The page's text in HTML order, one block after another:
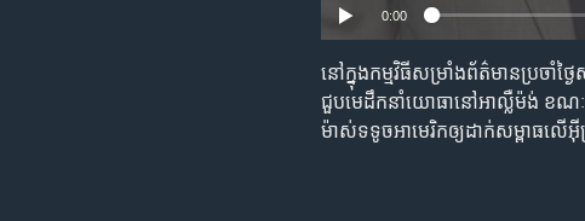
0:00
នៅ​ក្នុង​កម្មវិធី​សម្រាំង​ព័ត៌មាន​ប្រចាំ​
ជួបមេដឹកនាំយោធានៅអាល្លឺម៉ង់ ខណ
ម៉ាស់​ទទូច​អាមេរិក​ឲ្យ​ដាក់​សម្ពាធ​លើ​